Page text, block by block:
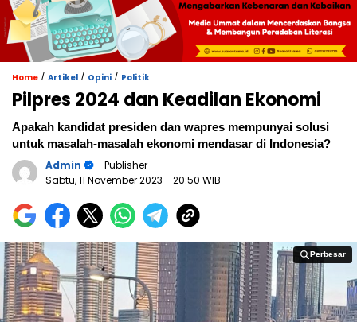
Home / Artikel / Opini / Politik
Pilpres 2024 dan Keadilan Ekonomi
Apakah kandidat presiden dan wapres mempunyai solusi
untuk masalah-masalah ekonomi mendasar di Indonesia?
Admin
- Publisher
Sabtu, 11 November 2023 - 20:50 WIB
Perbesar
Perbesar